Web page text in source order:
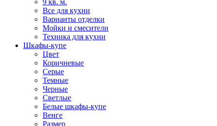
9 кв. м.
Все для кухни
Варианты отделки
Мойки и смесители
Техника для кухни
Шкафы-купе
Цвет
Коричневые
Серые
Темные
Черные
Светлые
Белые шкафы-купе
Венге
Размер